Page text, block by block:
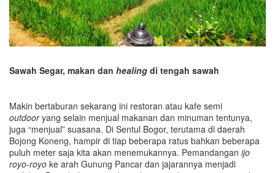
Sawah Segar, makan dan healing di tengah sawah
Makin bertaburan sekarang ini restoran atau kafe semi
outdooryang selain menjual makanan dan minuman tentunya,
juga “menjual” suasana. Di Sentul Bogor, terutama di daerah
Bojong Koneng, hampir di tiap beberapa ratus bahkan beberapa
puluh meter saja kita akan menemukannya. Pemandangan ijo
royo-royo ke arah Gunung Pancar dan jajarannya menjadi